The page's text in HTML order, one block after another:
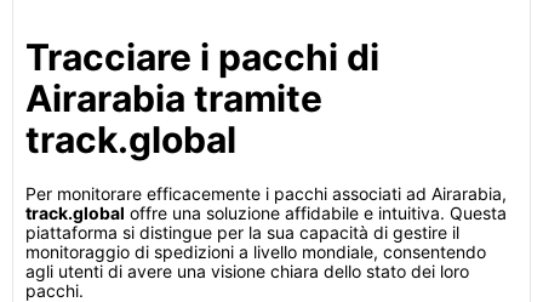
Tracciare i pacchi di
Airarabia tramite
track.global
Per monitorare efficacemente i pacchi associati ad Airarabia,
track.global offre una soluzione affidabile e intuitiva. Questa
piattaforma si distingue per la sua capacità di gestire il
monitoraggio di spedizioni a livello mondiale, consentendo
agli utenti di avere una visione chiara dello stato dei loro
pacchi.